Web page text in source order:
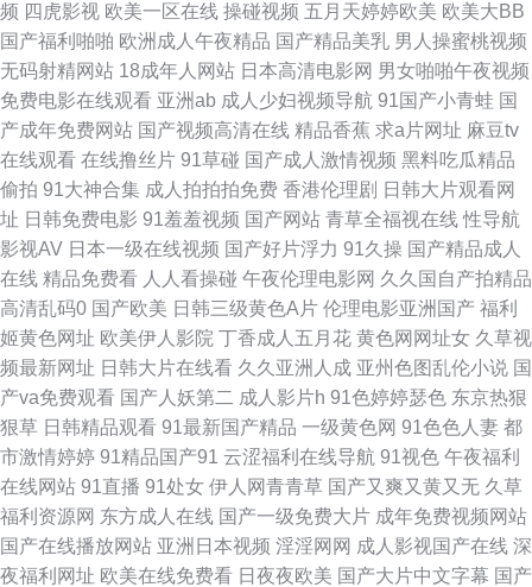
和 国产精品久久色 四虎av成人在线观看 97精品视频 波多野吉依久久 91色
社 黄色吊嗨78区内射 五月花电影av 老湿机试看福利社试看 www欧日美韩
丁香插逼AV 黑丝av网站 香蕉伊人91 国产黑丝91 久久国产精品首页 欧美
BDSM视频 九九精品 蜜臀福利91av网 欧美瘙逼 91TV黄 激情开心 91视频
114AV www欧美成人cn 一区二区不卡 久草在线网 91操碰内射 豆花91熟女
色五月视 国产资源av 97资源在线人人 亚洲先锋av 色久悠悠亚洲 狼友91天
频 四虎影视 欧美一区在线 操碰视频 五月天婷婷欧美 欧美大BB
国产福利啪啪 欧洲成人午夜精品 国产精品美乳 男人操蜜桃视频
无码射精网站 18成年人网站 日本高清电影网 男女啪啪午夜视频
免费电影在线观看 亚洲ab 成人少妇视频导航 91国产小青蛙 国
产成年免费网站 国产视频高清在线 精品香蕉 求a片网址 麻豆tv
在线观看 在线撸丝片 91草碰 国产成人激情视频 黑料吃瓜精品
偷拍 91大神合集 成人拍拍拍免费 香港伦理剧 日韩大片观看网
址 日韩免费电影 91羞羞视频 国产网站 青草全福视在线 性导航
影视AV 日本一级在线视频 国产好片浮力 91久操 国产精品成人
在线 精品免费看 人人看操碰 午夜伦理电影网 久久国自产拍精品
高清乱码0 国产欧美 日韩三级黄色A片 伦理电影亚洲国产 福利
姬黄色网址 欧美伊人影院 丁香成人五月花 黄色网网址女 久草视
频最新网址 日韩大片在线看 久久亚洲人成 亚州色图乱伦小说 国
产va免费观看 国产人妖第二 成人影片h 91色婷婷瑟色 东京热狠
狠草 日韩精品观看 91最新国产精品 一级黄色网 91色色人妻 都
市激情婷婷 91精品国产91 云涩福利在线导航 91视色 午夜福利
在线网站 91直播 91处女 伊人网青青草 国产又爽又黄又无 久草
福利资源网 东方成人在线 国产一级免费大片 成年免费视频网站
国产在线播放网站 亚洲日本视频 淫淫网网 成人影视国产在线 深
夜福利网址 欧美在线免费看 日夜夜欧美 国产大片中文字幕 国产